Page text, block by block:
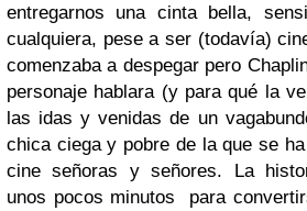
entregarnos una cinta bella,
cualquiera, pese a ser (todavía)
comenzaba a despegar pero
personaje hablara (y para qué la
las idas y venidas de un
chica ciega y pobre de la que se
cine señoras y señores. La
unos pocos minutos para